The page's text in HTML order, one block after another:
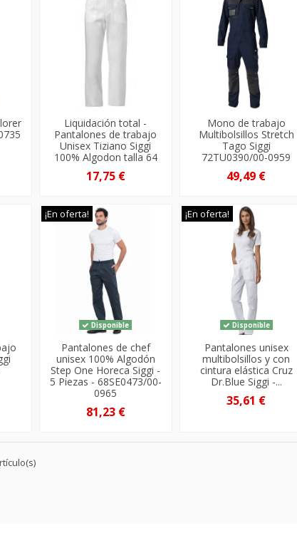
Liquidación total -
Pantalones de trabajo
Unisex Tiziano Siggi
100% Algodon talla 64
17,75 €
Mono de trabajo
Multibolsillos Stretch
Tago Siggi
72TU0390/00-0959
49,49 €
¡En oferta!
Disponible
Pantalones de chef
unisex 100% Algodón
Step One Horeca Siggi -
5 Piezas - 68SE0473/00-
0965
81,23 €
¡En oferta!
Disponible
Pantalones unisex
multibolsillos y con
cintura elástica Cruz
Dr.Blue Siggi -...
35,61 €